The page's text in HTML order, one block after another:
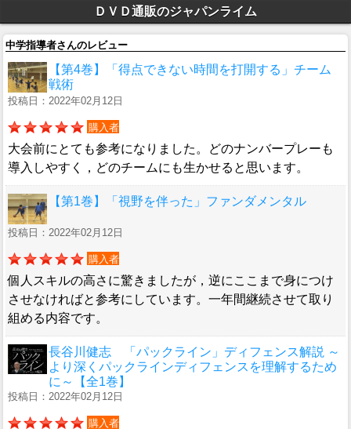
ＤＶＤ通販のジャパンライム
中学指導者さんのレビュー
【第4巻】「得点できない時間を打開する」チーム
戦術
投稿日：2022年02月12日
購入者
大会前にとても参考になりました。どのナンバープレーも
導入しやすく，どのチームにも生かせると思います。
【第1巻】「視野を伴った」ファンダメンタル
投稿日：2022年02月12日
購入者
個人スキルの高さに驚きましたが，逆にここまで身につけ
させなければと参考にしています。一年間継続させて取り
組める内容です。
長谷川健志 「パックライン」ディフェンス解説 ～
より深くパックラインディフェンスを理解するため
に～【全1巻】
投稿日：2022年02月12日
購入者